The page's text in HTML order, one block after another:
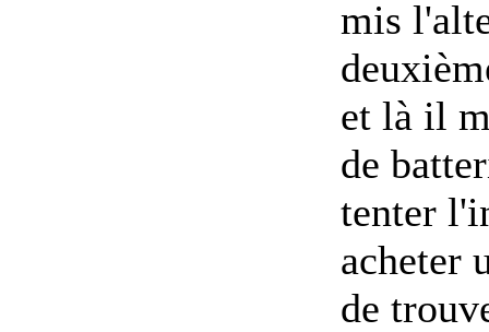
mis
et là il
de
tenter
acheter
de